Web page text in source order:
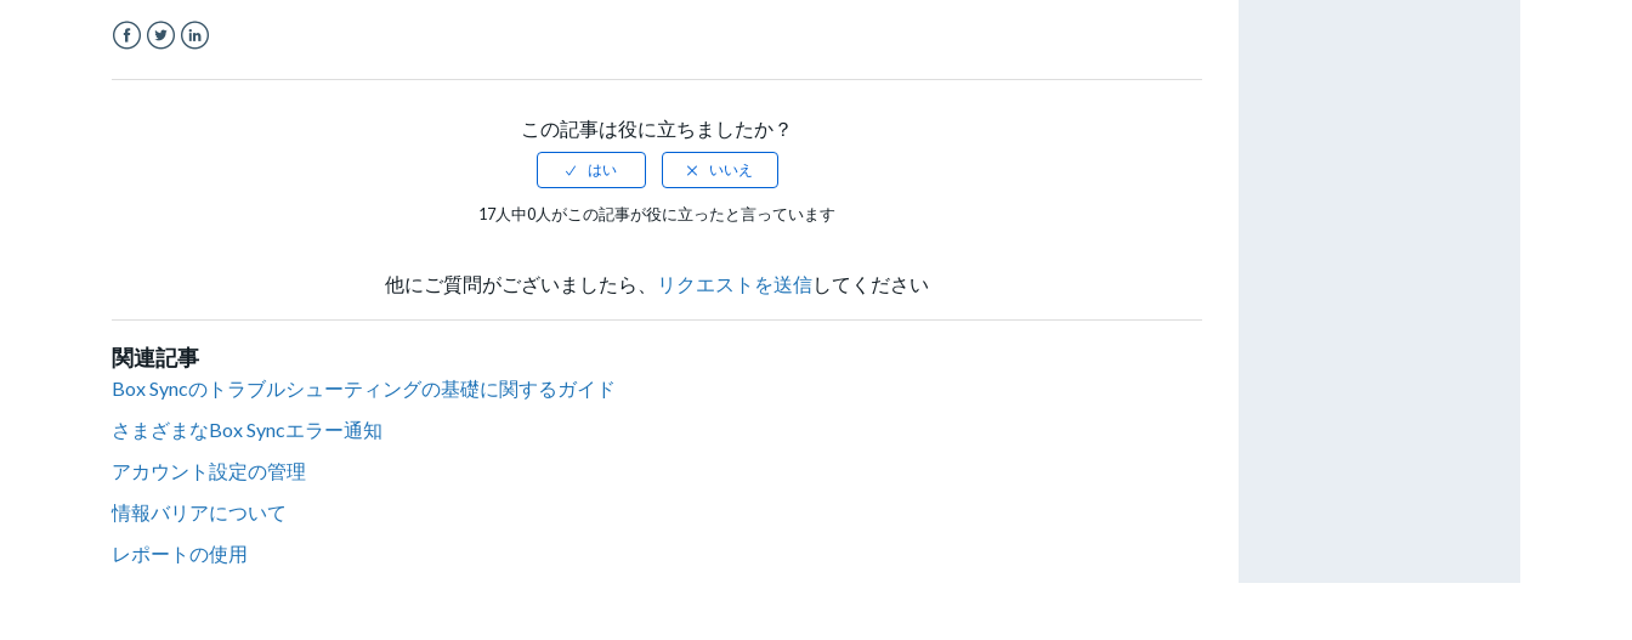
この記事は役に立ちましたか？
17人中0人がこの記事が役に立ったと言っています
他にご質問がございましたら、 リクエストを送信してください
関連記事
Box Syncのトラブルシューティングの基礎に関するガイド
さまざまなBox Syncエラー通知
アカウント設定の管理
情報バリアについて
レポートの使用